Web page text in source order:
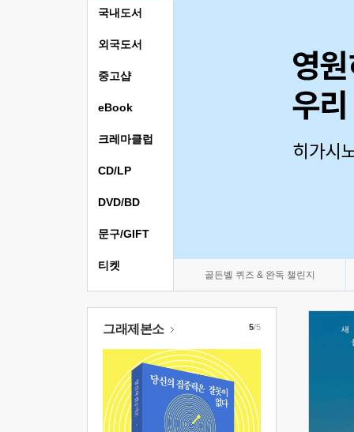
골든벨 퀴즈 & 완독 챌린지
국내도서
외국도서
중고샵
eBook
크레마클럽
CD/LP
DVD/BD
문구/GIFT
티켓
그래제본소 5/5